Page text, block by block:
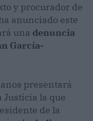
y procurador de
anunciado este
una denuncia
García-
presentará
Justicia la que
de la